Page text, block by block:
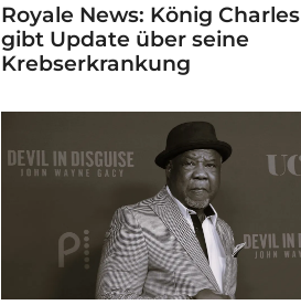
Royale News: König Charles
gibt Update über seine
Krebserkrankung